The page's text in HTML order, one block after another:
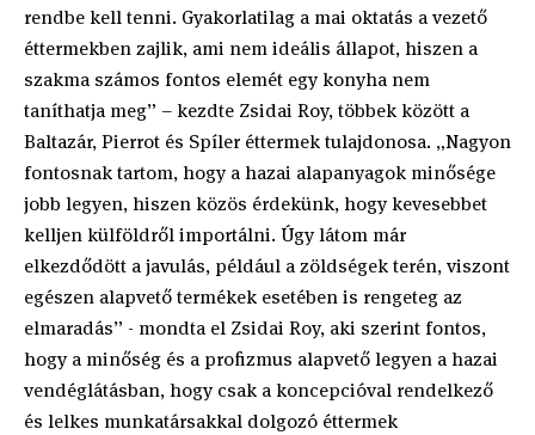
rendbe kell tenni. Gyakorlatilag a mai oktatás a vezető
éttermekben zajlik, ami nem ideális állapot, hiszen a
szakma számos fontos elemét egy konyha nem
taníthatja meg” – kezdte Zsidai Roy, többek között a
Baltazár, Pierrot és Spíler éttermek tulajdonosa. „Nagyon
fontosnak tartom, hogy a hazai alapanyagok minősége
jobb legyen, hiszen közös érdekünk, hogy kevesebbet
kelljen külföldről importálni. Úgy látom már
elkezdődött a javulás, például a zöldségek terén, viszont
egészen alapvető termékek esetében is rengeteg az
elmaradás” - mondta el Zsidai Roy, aki szerint fontos,
hogy a minőség és a profizmus alapvető legyen a hazai
vendéglátásban, hogy csak a koncepcióval rendelkező
és lelkes munkatársakkal dolgozó éttermek